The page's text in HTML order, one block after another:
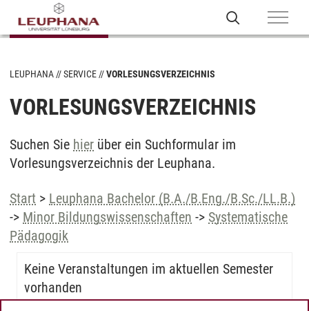
LEUPHANA SERVICE VORLESUNGSVERZEICHNIS
VORLESUNGSVERZEICHNIS
Suchen Sie hier über ein Suchformular im
Vorlesungsverzeichnis der Leuphana.
Start > Leuphana Bachelor (B.A./B.Eng./B.Sc./LL.B.)
-> Minor Bildungswissenschaften -> Systematische
Pädagogik
Keine Veranstaltungen im aktuellen Semester
vorhanden